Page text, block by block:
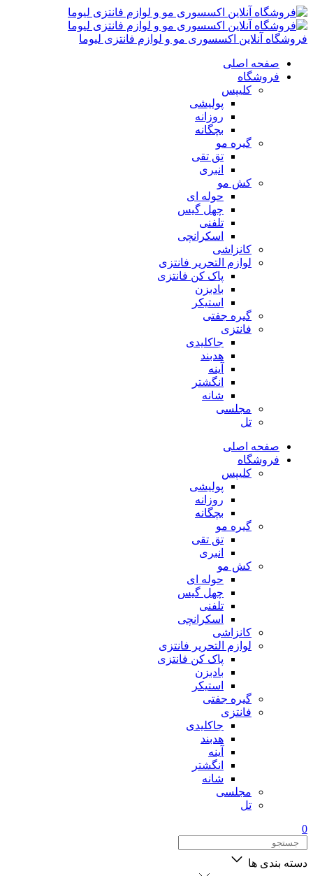
فروشگاه آنلاین اکسسوری مو و لوازم فانتزی لیوما
صفحه اصلی
فروشگاه
کلیپس
پولیشی
روزانه
بچگانه
گیره مو
تق تقی
انبری
کش مو
حوله ای
چهل گیس
تلفنی
اسکرانچی
کانزاشی
لوازم التحریر فانتزی
پاک کن فانتزی
بادبزن
استیکر
گیره جفتی
فانتزی
جاکلیدی
هدبند
آینه
انگشتر
شانه
مجلسی
تل
صفحه اصلی
فروشگاه
کلیپس
پولیشی
روزانه
بچگانه
گیره مو
تق تقی
انبری
کش مو
حوله ای
چهل گیس
تلفنی
اسکرانچی
کانزاشی
لوازم التحریر فانتزی
پاک کن فانتزی
بادبزن
استیکر
گیره جفتی
فانتزی
جاکلیدی
هدبند
آینه
انگشتر
شانه
مجلسی
تل
0
دسته بندی ها